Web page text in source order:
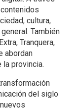
cultura,
También
Tranquera,
abordan
provincia.
del siglo